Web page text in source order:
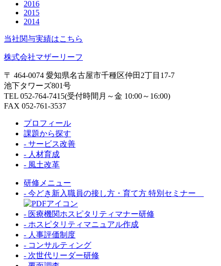
2016
2015
2014
当社関与実績はこちら
株式会社マザーリーフ
〒 464-0074 愛知県名古屋市千種区仲田2丁目17-7
池下タワーズ801号
TEL 052-764-7415(受付時間月～金 10:00～16:00)
FAX 052-761-3537
プロフィール
課題から探す
- サービス改善
- 人材育成
- 風土改革
研修メニュー
- 今どき新入職員の接し方・育て方 特別セミナー
- 医療機関ホスピタリティマナー研修
- ホスピタリティマニュアル作成
- 人事評価制度
- コンサルティング
- 次世代リーダー研修